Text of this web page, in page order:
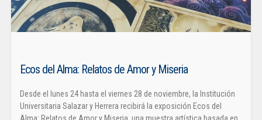
Ecos del Alma: Relatos de Amor y Miseria
Desde el lunes 24 hasta el viernes 28 de noviembre, la Institución
Universitaria Salazar y Herrera recibirá la exposición Ecos del
Alma: Relatos de Amor y Miseria, una muestra artística basada en